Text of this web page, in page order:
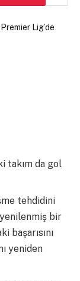
takım da gol
tehdidini
bir
başarısını
yeniden